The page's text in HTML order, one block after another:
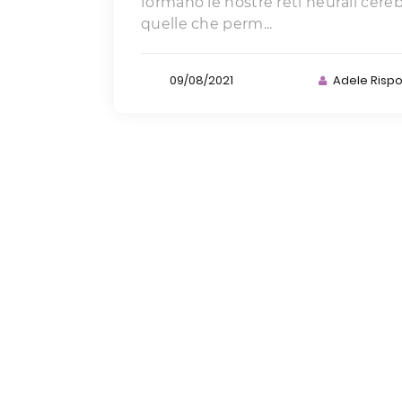
quelle che perm...
09/08/2021 Adele